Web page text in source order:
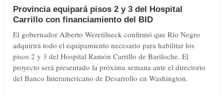
Provincia equipará pisos 2 y 3 del Hospital
Carrillo con financiamiento del BID
El gobernador Alberto Weretilneck confirmó que Río Negro
adquirirá todo el equipamiento necesario para habilitar los
pisos 2 y 3 del Hospital Ramón Carrillo de Bariloche. El
proyecto será presentado la próxima semana ante el directorio
del Banco Interamericano de Desarrollo en Washington.